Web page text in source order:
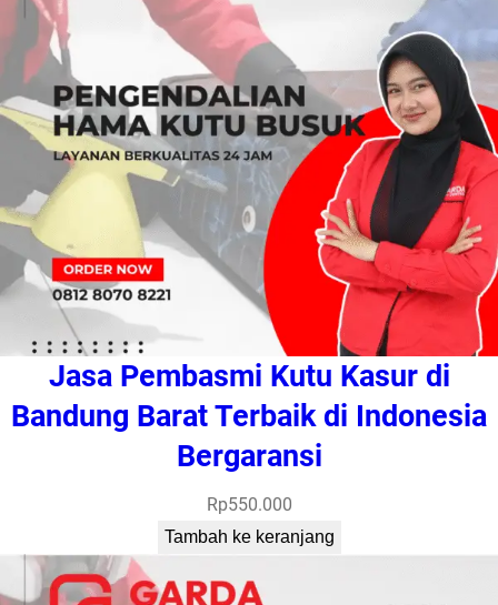
Jasa Pembasmi Kutu Kasur di
Bandung Barat Terbaik di Indonesia
Bergaransi
Rp550.000
Tambah ke keranjang